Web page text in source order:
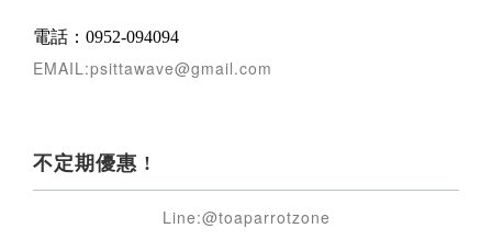
電話：0952-094094
EMAIL:psittawave@gmail.com
不定期優惠 !
Line:@toaparrotzone